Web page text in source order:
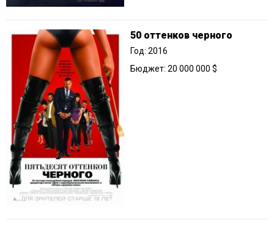
50 оттенков черного
Год: 2016
Бюджет: 20 000 000 $